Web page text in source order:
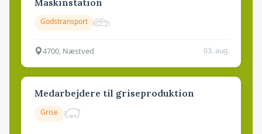
Godstransport
4700, Næstved 03. aug.
Medarbejdere til griseproduktion
Grise